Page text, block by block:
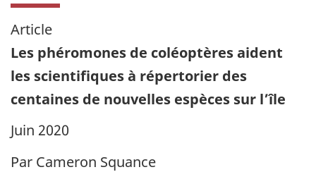
Article
Les phéromones de coléoptères aident
les scientifiques à répertorier des
centaines de nouvelles espèces sur l’île
Juin 2020
Par Cameron Squance